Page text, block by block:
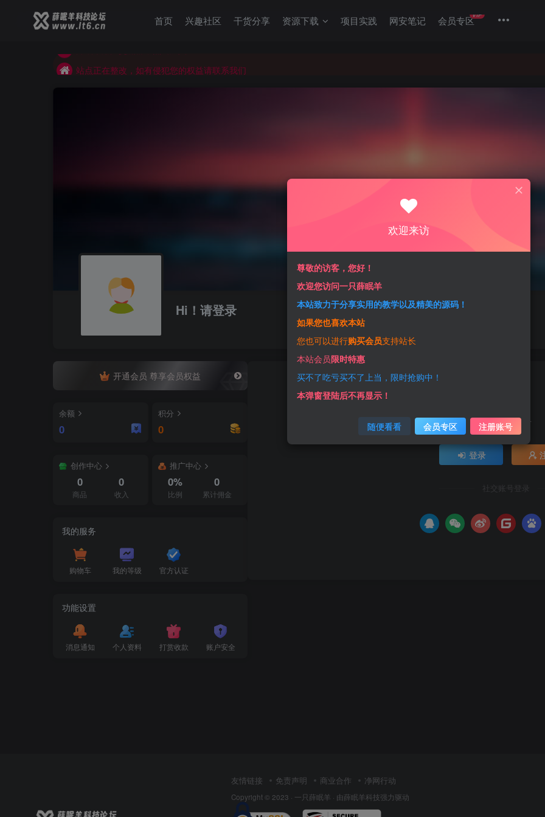
首页 兴趣社区 干货分享 资源下载 项目实践 网安笔记 会员专区VIP
站点正在整改，如有侵犯您的权益请联系我们
站点正在整改，如有侵犯您的权益请联系我们
Hi！请登录
开通会员 尊享会员权益
余额
0
积分
0
创作中心
0
商品
0
收入
推广中心
0%
比例
0
累计佣金
我的服务
购物车 我的等级 官方认证
功能设置
消息通知 个人资料 打赏收款 账户安全
Hi！请登录
登录
社交账号登录
友情链接 免责声明 商业合作 净网行动
Copyright © 2023 · 一只薛眠羊 · 由薛眠羊科技强力驱动
欢迎来访
尊敬的访客，您好！
欢迎您访问一只薛眠羊
本站致力于分享实用的教学以及精美的源码！
如果您也喜欢本站
您也可以进行购买会员支持站长
本站会员限时特惠
买不了吃亏买不了上当，限时抢购中！
本弹窗登陆后不再显示！
随便看看 会员专区 注册账号